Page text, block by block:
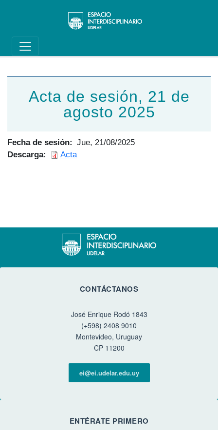
Main navigation
Acta de sesión, 21 de
agosto 2025
Fecha de sesión
Jue, 21/08/2025
Descarga
Acta
CONTÁCTANOS
José Enrique Rodó 1843
(+598) 2408 9010
Montevideo, Uruguay
CP 11200
ei@ei.udelar.edu.uy
ENTÉRATE PRIMERO